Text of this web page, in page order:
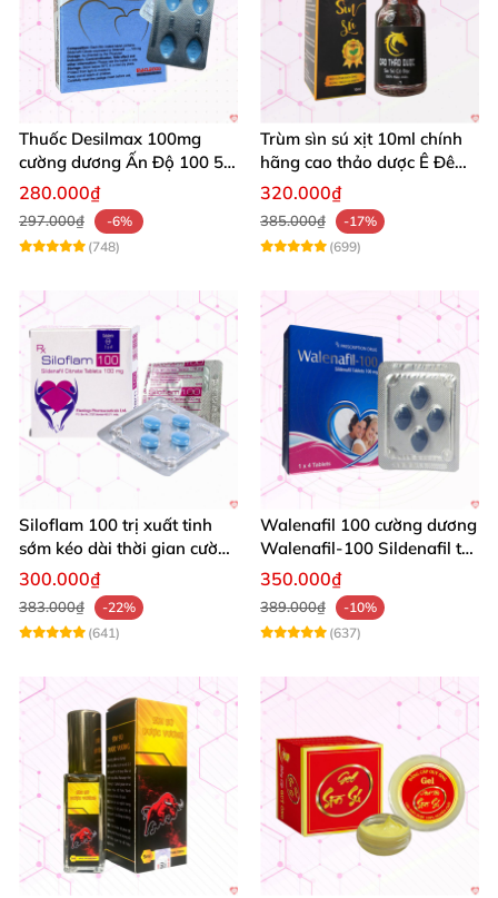
Thuốc Desilmax 100mg
cường dương Ấn Độ 100 50
mg tăng sinh lý tốt nhất
280.000₫
297.000₫
-6%
(748)
Trùm sìn sú xịt 10ml chính
hãng cao thảo dược Ê Đê
kéo dài QT
320.000₫
385.000₫
-17%
(699)
Siloflam 100 trị xuất tinh
sớm kéo dài thời gian cường
dương Nam giới
300.000₫
383.000₫
-22%
(641)
Walenafil 100 cường dương
Walenafil-100 Sildenafil trị
xuất tinh sớm tăng sinh lý
kéo dài thời gian
350.000₫
389.000₫
-10%
(637)